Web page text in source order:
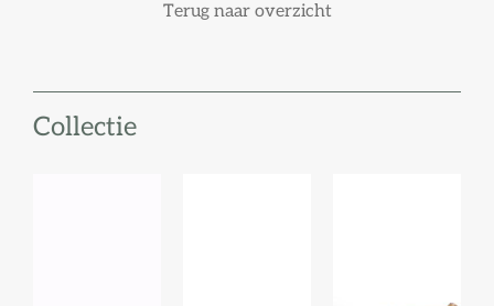
Terug naar overzicht
Collectie